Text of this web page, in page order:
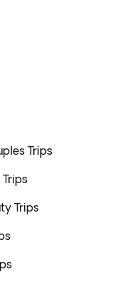
Trips
Trips